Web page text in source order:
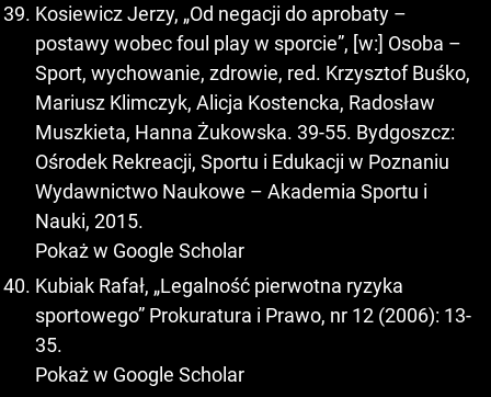
Kosiewicz Jerzy, „Od negacji do aprobaty –
postawy wobec foul play w sporcie”, [w:] Osoba –
Sport, wychowanie, zdrowie, red. Krzysztof Buśko,
Mariusz Klimczyk, Alicja Kostencka, Radosław
Muszkieta, Hanna Żukowska. 39-55. Bydgoszcz:
Ośrodek Rekreacji, Sportu i Edukacji w Poznaniu
Wydawnictwo Naukowe – Akademia Sportu i
Nauki, 2015.
Pokaż w Google Scholar
Kubiak Rafał, „Legalność pierwotna ryzyka
sportowego” Prokuratura i Prawo, nr 12 (2006): 13-
35.
Pokaż w Google Scholar